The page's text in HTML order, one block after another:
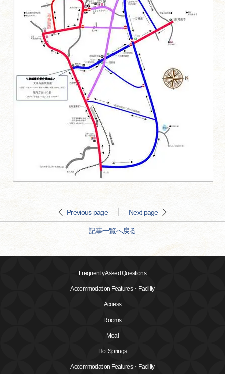
Previous page Next page
記事一覧へ戻る
Frequently Asked Questions
Accommodation Features・Facility
Access
Rooms
Meal
Hot Springs
Accommodation Features・Facility